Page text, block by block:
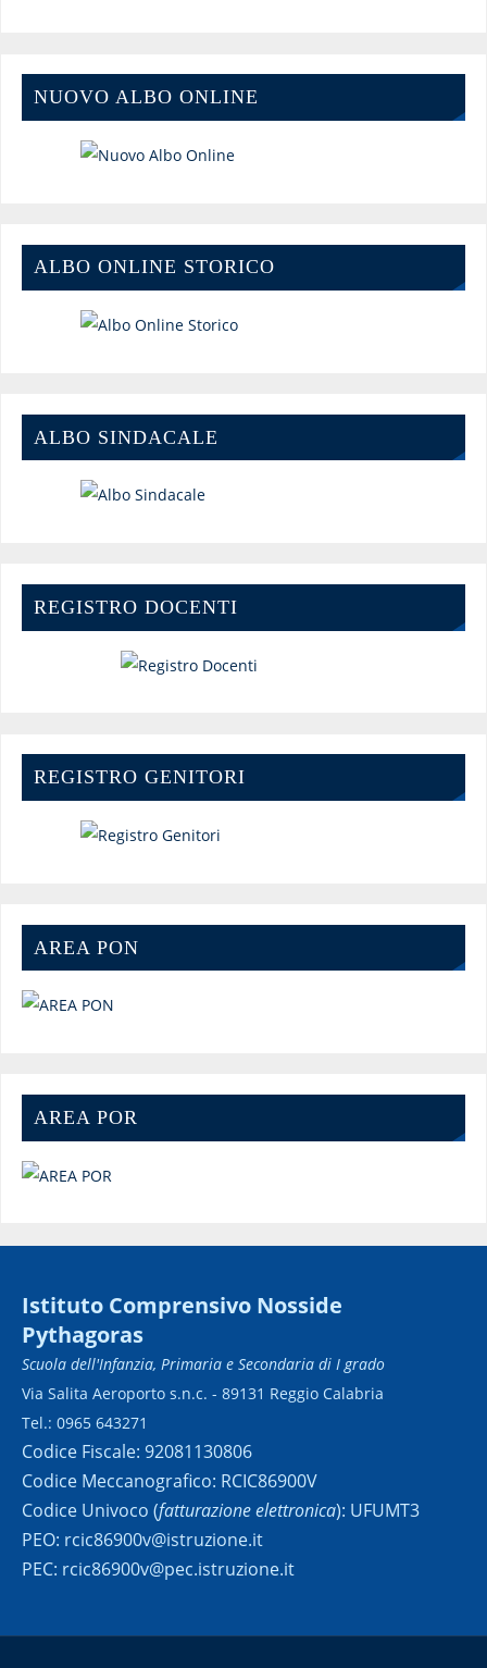
NUOVO ALBO ONLINE
ALBO ONLINE STORICO
ALBO SINDACALE
REGISTRO DOCENTI
REGISTRO GENITORI
AREA PON
AREA POR
Istituto Comprensivo Nosside
Pythagoras
Scuola dell'Infanzia, Primaria e Secondaria di I grado
Via Salita Aeroporto s.n.c. - 89131 Reggio Calabria
Tel.: 0965 643271
Codice Fiscale: 92081130806
Codice Meccanografico: RCIC86900V
Codice Univoco (fatturazione elettronica): UFUMT3
PEO: rcic86900v@istruzione.it
PEC: rcic86900v@pec.istruzione.it